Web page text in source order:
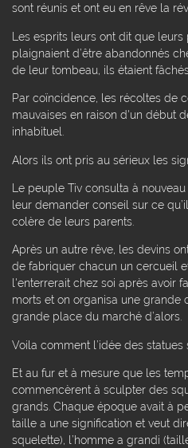
sont réunis et ont eu en rêve la
Les esprits leurs ont dit que
plaignaient d’être abandonnés
de leur tombeau, ils étaient
Par coïncidence, les récoltes de
mauvaises en raison d'un début
inhabituel.
Alors ils ont pris au sérieux les
Le peuple Tiv consulta à
leur demander conseil sur ce
colère de leurs parents.
Après un autre rêve, les devins
de fabriquer chacun un cercueil
l'enterrerait chez soi après avoir
morts et on organisa une grande
grande place du marché d’alors.
Voila comment l’idée des
Et au fur et à mesure que les
commencèrent à sculpter des
grands. Chaque époque avait à
taille a une signification et veut
squelette), l’homme a grandi